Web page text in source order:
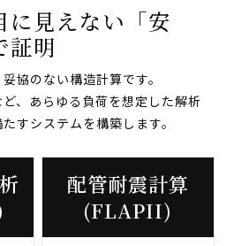
に見えない「安
証明
協のない構造計算です。
、あらゆる負荷を想定した解析
すシステムを構築します。
配管耐震計算
(FLAPII)